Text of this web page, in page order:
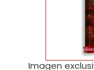
Imagen